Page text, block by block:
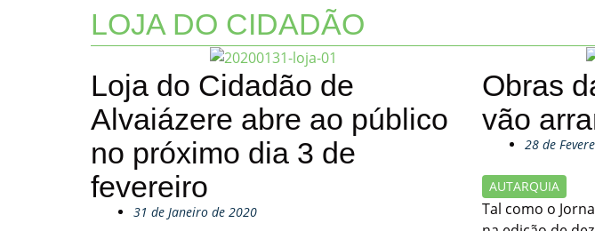
LOJA DO CIDADÃO
Loja do Cidadão de
Alvaiázere abre ao público
no próximo dia 3 de
fevereiro
31 de Janeiro de 2020
Obras
vão
28 de
AUTARQUIA
Tal como o